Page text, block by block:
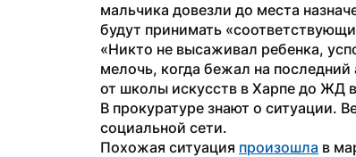
мальчика довезли до места
будут принимать
«Никто не высаживал ребенка,
мелочь, когда бежал на последний
от школы искусств в Харпе до ЖД
В прокуратуре знают о ситуации.
социальной сети.
Похожая ситуация произошла в